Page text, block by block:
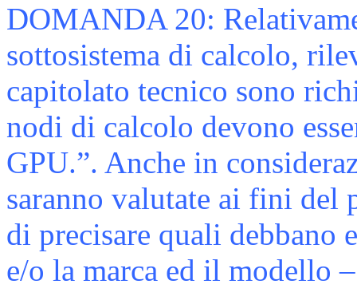
DOMANDA20:
sottosistema di calcolo,
capitolato tecnico sono
nodi di calcolo devono
GPU.”. Anche in
saranno valutate ai fini del
di precisare quali debbano
e/o la marca ed il modello